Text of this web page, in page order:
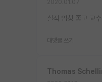
실적 엄청 좋고 교
대댓글 쓰기
Thomas